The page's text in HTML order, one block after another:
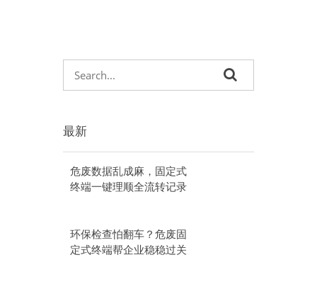
最新
危废数据乱成麻，固定式
终端一键理顺全流转记录
环保检查怕翻车？危废固
定式终端帮企业稳稳过关